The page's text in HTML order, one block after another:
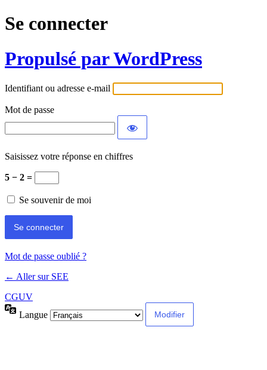
Se connecter
Propulsé par WordPress
Identifiant ou adresse e-mail
Mot de passe
Saisissez votre réponse en chiffres
5 − 2 =
Se souvenir de moi
Mot de passe oublié ?
← Aller sur SEE
CGUV
Langue